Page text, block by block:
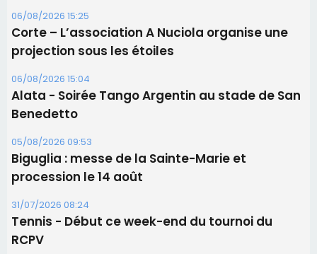
05/08/2026 09:53
Biguglia : messe de la Sainte-Marie et
procession le 14 août
31/07/2026 08:24
Tennis - Début ce week-end du tournoi du
RCPV
31/07/2026 08:22
82ème anniversaire de la disparition du
Commandant Antoine de Saint Exupery
Les plus lus